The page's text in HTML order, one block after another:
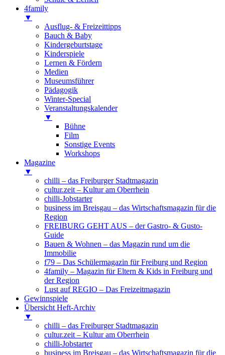
4family
▼
Ausflug- & Freizeittipps
Bauch & Baby
Kindergeburtstage
Kinderspiele
Lernen & Fördern
Medien
Museumsführer
Pädagogik
Winter-Special
Veranstaltungskalender
▼
Bühne
Film
Sonstige Events
Workshops
Magazine
▼
chilli – das Freiburger Stadtmagazin
cultur.zeit – Kultur am Oberrhein
chilli-Jobstarter
business im Breisgau – das Wirtschaftsmagazin für die
Region
FREIBURG GEHT AUS – der Gastro- & Gusto-
Guide
Bauen & Wohnen – das Magazin rund um die
Immobilie
f79 – Das Schülermagazin für Freiburg und Region
4family – Magazin für Eltern & Kids in Freiburg und
der Region
Lust auf REGIO – Das Freizeitmagazin
Gewinnspiele
Übersicht Heft-Archiv
▼
chilli – das Freiburger Stadtmagazin
cultur.zeit – Kultur am Oberrhein
chilli-Jobstarter
business im Breisgau – das Wirtschaftsmagazin für die